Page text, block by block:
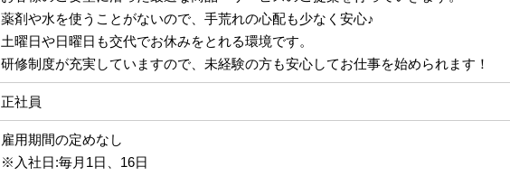
薬剤や水を使うことがないので、手荒れの心配も少なく安心♪
土曜日や日曜日も交代でお休みをとれる環境です。
研修制度が充実していますので、未経験の方も安心してお仕事を始められます！
正社員
雇用期間の定めなし
※入社日:毎月1日、16日